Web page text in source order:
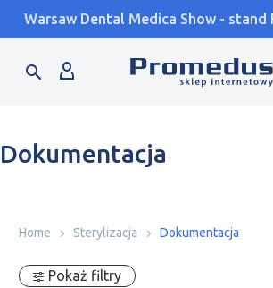
Warsaw Dental Medica Show - stand
Dokumentacja
Home Sterylizacja Dokumentacja
Pokaż filtry